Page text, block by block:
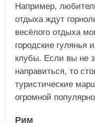
Например,
отдыха ждут
весёлого отдыха
городские гулянья
клубы. Если вы не
направиться, то
туристические
огромной
Рим